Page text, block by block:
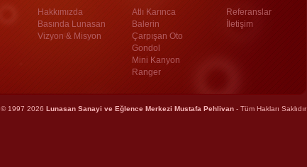
Referanslar
İletişim
Atlı Karınca
Balerin
Çarpışan Oto
Gondol
Mini Kanyon
Ranger
Hakkımızda
Basında Lunasan
Vizyon & Misyon
© 1997 2026 Lunasan Sanayi ve Eğlence Merkezi Mustafa Pehlivan - Tüm Hakları Saklıdır